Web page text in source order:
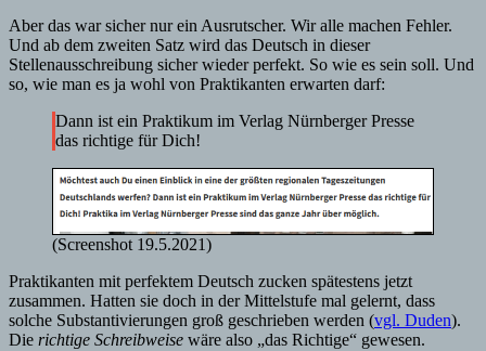
Aber das war sicher nur ein Ausrutscher. Wir alle machen Fehler.
Und ab dem zweiten Satz wird das Deutsch in dieser
Stellenausschreibung sicher wieder perfekt. So wie es sein soll. Und
so, wie man es ja wohl von Praktikanten erwarten darf:
Dann ist ein Praktikum im Verlag Nürnberger Presse
das richtige für Dich!
(Screenshot 19.5.2021)
Praktikanten mit perfektem Deutsch zucken spätestens jetzt
zusammen. Hatten sie doch in der Mittelstufe mal gelernt, dass
solche Substantivierungen groß geschrieben werden (vgl. Duden).
Die richtige Schreibweise wäre also „das Richtige“ gewesen.